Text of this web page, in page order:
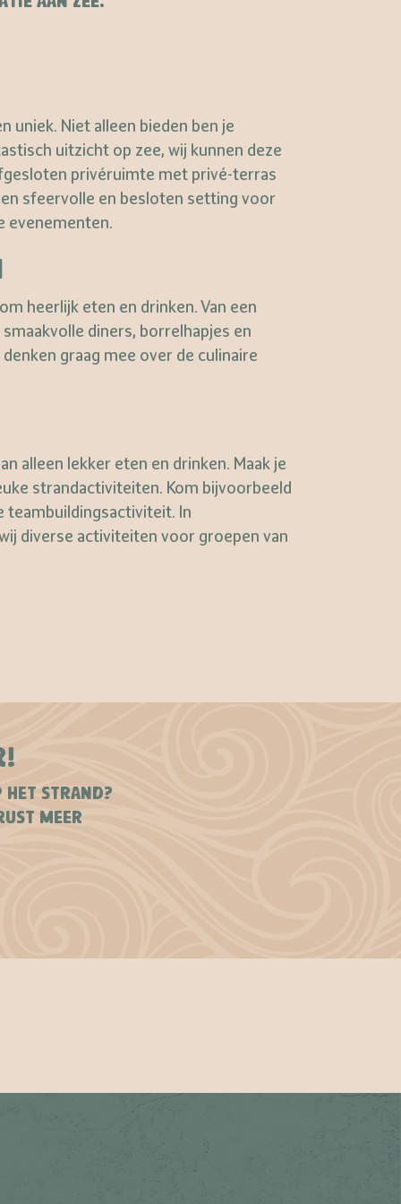
uniek. Niet alleen bieden ben je
uitzicht op zee, wij kunnen deze
privéruimte met privé-terras
sfeervolle en besloten setting voor
evenementen.
heerlijk eten en drinken. Van een
diners, borrelhapjes en
graag mee over de culinaire
alleen lekker eten en drinken. Maak je
strandactiviteiten. Kom bijvoorbeeld
teambuildingsactiviteit. In
diverse activiteiten voor groepen van
HET STRAND?
MEER